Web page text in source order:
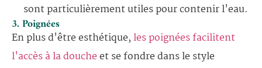
sont particulièrement utiles pour contenir l'eau.
3. Poignées
En plus d'être esthétique, les poignées facilitent
l'accès à la doucheet se fondre dans le style